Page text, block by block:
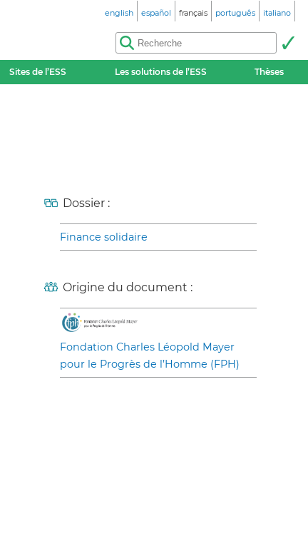
english español français português italiano
Sites de l’ESS Les solutions de l’ESS Thèses
Dossier :
Finance solidaire
Origine du document :
Fondation Charles Léopold Mayer
pour le Progrès de l’Homme (FPH)